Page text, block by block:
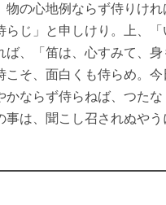
物の心地例ならず侍りけれ
らじ」と申しけり。上、「
ば、「笛は、心すみて、身
こそ、面白くも侍らめ。今
かならず侍らねば、つたな
事は、聞こし召されぬやう